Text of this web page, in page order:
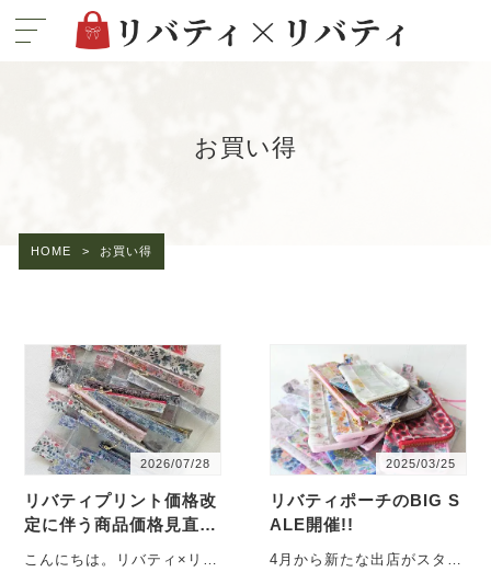
お買い得
HOME > お買い得
2026/07/28
リバティプリント価格改
定に伴う商品価格見直し
こんにちは。リバティ×リバ
2025/03/25
リバティポーチのBIG S
ALE開催!!
4月から新たな出店がスター